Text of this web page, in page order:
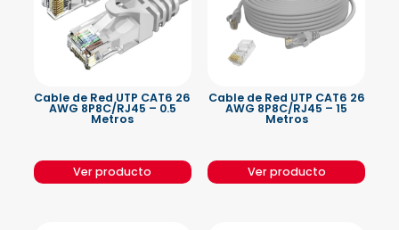
Cable de Red UTP CAT6 26
AWG 8P8C/RJ45 – 0.5
Metros
Ver producto
Cable de Red UTP CAT6 26
AWG 8P8C/RJ45 – 15
Metros
Ver producto